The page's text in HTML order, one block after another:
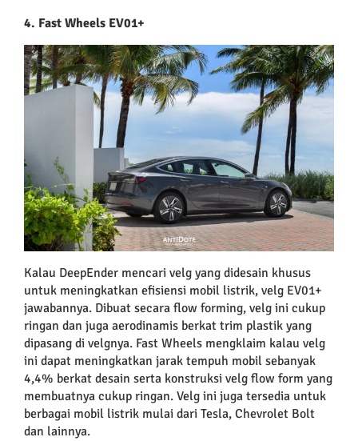
4. Fast Wheels EV01+
Kalau DeepEnder mencari velg yang didesain khusus
untuk meningkatkan efisiensi mobil listrik, velg EV01+
jawabannya. Dibuat secara flow forming, velg ini cukup
ringan dan juga aerodinamis berkat trim plastik yang
dipasang di velgnya. Fast Wheels mengklaim kalau velg
ini dapat meningkatkan jarak tempuh mobil sebanyak
4,4% berkat desain serta konstruksi velg flow form yang
membuatnya cukup ringan. Velg ini juga tersedia untuk
berbagai mobil listrik mulai dari Tesla, Chevrolet Bolt
dan lainnya.